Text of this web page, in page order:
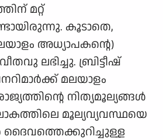
മറ്റ്
കൂടാതെ,
അധ്യാപകന്റെ)
ലഭിച്ചു. ബ്രിട്ടീഷ്
മലയാളം
നിത്യമൂല്യങ്ങൾ
മൂല്യവ്യവസ്ഥയെ
ദൈവത്തെക്കുറിച്ചുള്ള